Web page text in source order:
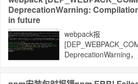
DeprecationWarning:
in future
webpack报
DeprecationWarning